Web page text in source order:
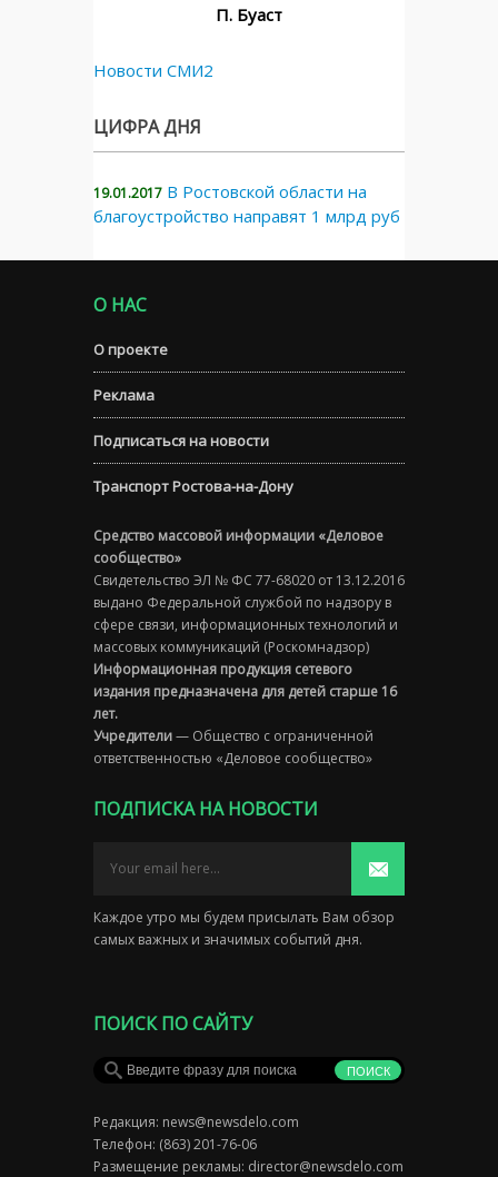
П. Буаст
Новости СМИ2
ЦИФРА ДНЯ
19.01.2017 В Ростовской области на
благоустройство направят 1 млрд руб
О НАС
О проекте
Реклама
Подписаться на новости
Транспорт Ростова-на-Дону
Средство массовой информации «Деловое
сообщество»
Свидетельство ЭЛ № ФС 77-68020 от 13.12.2016
выдано Федеральной службой по надзору в
сфере связи, информационных технологий и
массовых коммуникаций (Роскомнадзор)
Информационная продукция сетевого
издания предназначена для детей старше 16
лет.
Учредители— Общество с ограниченной
ответственностью «Деловое сообщество»
ПОДПИСКА НА НОВОСТИ
Каждое утро мы будем присылать Вам обзор
самых важных и значимых событий дня.
ПОИСК ПО САЙТУ
Редакция: news@newsdelo.com
Телефон: (863) 201-76-06
Размещение рекламы: director@newsdelo.com